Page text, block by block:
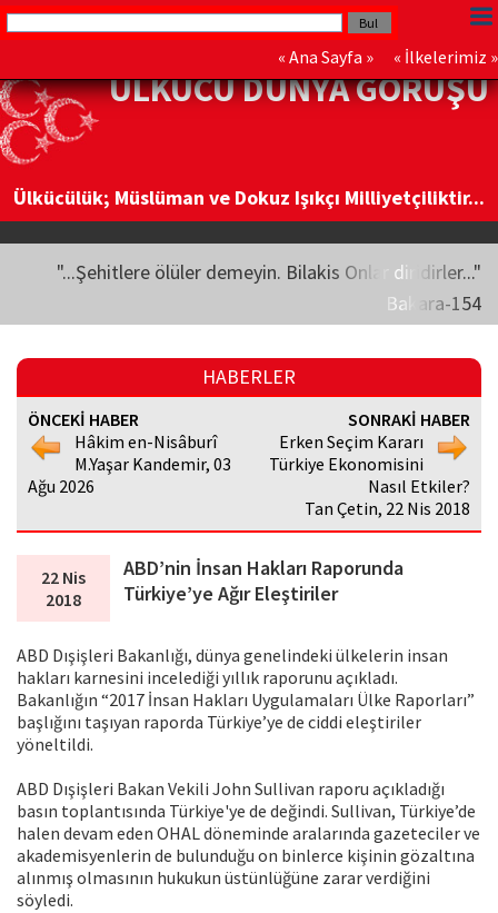
« Ana Sayfa » « İlkelerimiz »
ÜLKÜCÜ DÜNYA GÖRÜŞÜ
Ülkücülük; Müslüman ve Dokuz Işıkçı Milliyetçiliktir...
"...Şehitlere ölüler demeyin. Bilakis Onlar diridirler..."
Bakara-154
HABERLER
ÖNCEKİ HABER
Hâkim en-Nisâburî
M.Yaşar Kandemir, 03
Ağu 2026
SONRAKİ HABER
Erken Seçim Kararı
Türkiye Ekonomisini
Nasıl Etkiler?
Tan Çetin, 22 Nis 2018
22 Nis
2018
ABD’nin İnsan Hakları Raporunda
Türkiye’ye Ağır Eleştiriler
ABD Dışişleri Bakanlığı, dünya genelindeki ülkelerin insan
hakları karnesini incelediği yıllık raporunu açıkladı.
Bakanlığın “2017 İnsan Hakları Uygulamaları Ülke Raporları”
başlığını taşıyan raporda Türkiye’ye de ciddi eleştiriler
yöneltildi.
ABD Dışişleri Bakan Vekili John Sullivan raporu açıkladığı
basın toplantısında Türkiye'ye de değindi. Sullivan, Türkiye’de
halen devam eden OHAL döneminde aralarında gazeteciler ve
akademisyenlerin de bulunduğu on binlerce kişinin gözaltına
alınmış olmasının hukukun üstünlüğüne zarar verdiğini
söyledi.